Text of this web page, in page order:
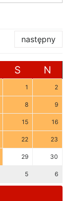
następny
S N
1 2
8 9
15 16
22 23
29 30
5 6